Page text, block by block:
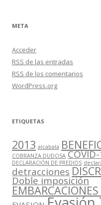
META
Acceder
RSS de las entradas
RSS de los comentarios
WordPress.org
ETIQUETAS
2013 alcabala
COBRANZA DUDOSA
DECLARACIÓN DE PREDIOS
detracciones
Doble imposición
EMBARCACIONES